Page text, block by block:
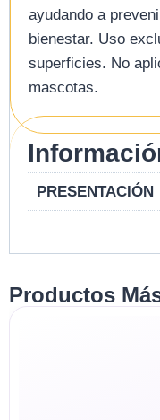
ayudando a
bienestar. Uso
superficies. No
mascotas.
PRESENTACIÓN
Productos